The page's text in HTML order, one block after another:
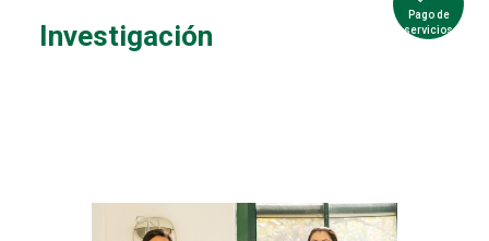
Investigación
Pago de
servicios